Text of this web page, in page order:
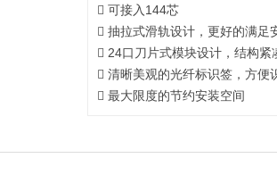
 可接入144芯
 抽拉式滑轨设计，更好的满足
 24口刀片式模块设计，结构紧
 清晰美观的光纤标识签，方便
 最大限度的节约安装空间